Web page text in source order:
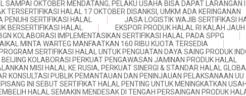
SAMPAI OKTOBER MENDATANG, PELAKU USAHA BISA DAPAT LARANGAN
TERSERTIFIKASI HALAL 17 OKTOBER DISANKSI, UMKM ADA KERINGANAN
SERTIFIKASI HALAL
JASA LOGISTIK WAJIB SERTIFIKASI
BERSERTIFIKASI HALAL
EKSPOR PRODUK HALAL RI KALAH
KOLABORASI IMPLEMENTASIKAN SERTIFIKASI HALAL PADA SPPG
MINTA WARTEG MANFAATKAN 160 RIBU KUOTA TERSEDIA
SERTIFIKASI HALAL UNTUK PENGUATAN DAYA SAING PRODUK
KOLABORASI PERKUAT PENGAWASAN JAMINAN PRODUK HALAL
MISI HALAL KE RUSIA, PERKUAT SINERGI & STANDAR HALAL GLOBAL
KONSULTASI PUBLIK PEMANTAUAN DAN PENINJAUAN PELAKSANAAN UU
INI SEBUT SERTIFIKAT HALAL PENTING UNTUK MENINGKATKAN
HALAL SEMAKIN MENDESAK DI TENGAH PERSAINGAN PRODUK